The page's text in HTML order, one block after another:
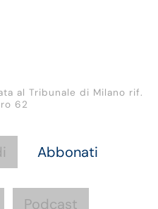
al Tribunale di Milano rif.
62
Abbonati
Podcast